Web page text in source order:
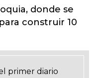
donde se
construir 10
primer diario